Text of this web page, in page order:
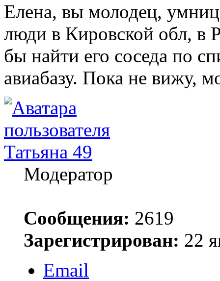
Елена, вы молодец,
люди в Кировской обл, в
бы найти его соседа по
авиабазу. Пока не вижу,
Татьяна 49
Модератор
Сообщения: 2619
Зарегистрирован: 22
Email